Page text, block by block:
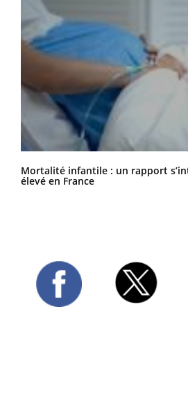
Mortalité infantile : un rapport
élevé en France